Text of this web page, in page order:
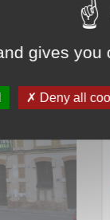
gives
Deny all